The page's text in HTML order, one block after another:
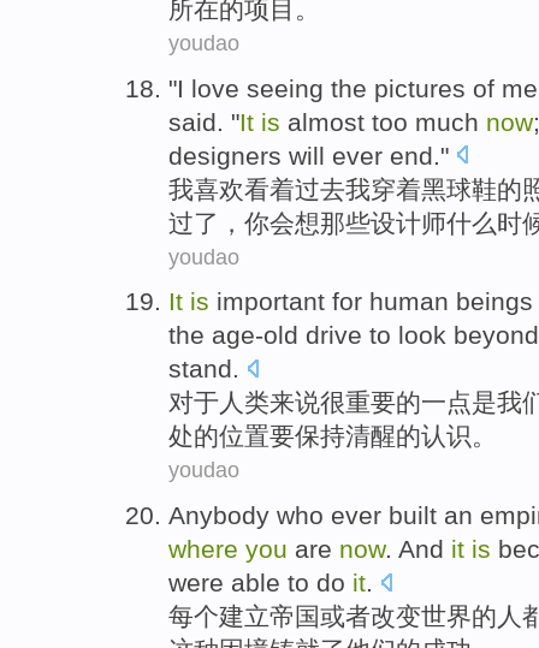
所在的项目 。
youdao
"I love seeing the pictures of me
said . "It is almost too much now
designers will ever end ."
我喜欢看着过去我穿着黑球鞋的
过了， 你会想那些设计师什么时
youdao
It is important for human beings
the age-old drive to look
stand.
对于 人类来说很重要的一点是我
处的位置要保持清醒的认识。
youdao
Anybody who ever built an
where you are now. And it is
were able to do it.
每个建立帝国或者改变世界的 人